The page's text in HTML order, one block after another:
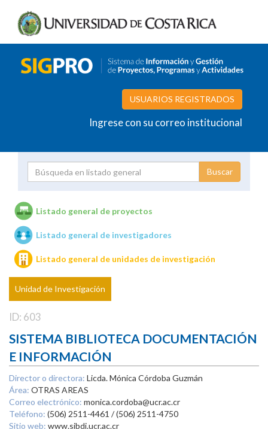
USUARIOS REGISTRADOS
Ingrese con su correo institucional
Unidades de investigación
Listado general de proyectos
Listado general de investigadores
Listado general de unidades de investigación
Unidad de Investigación
ID: 603
SISTEMA BIBLIOTECA DOCUMENTACIÓN
E INFORMACIÓN
Director o directora: Licda. Mónica Córdoba Guzmán
Área: OTRAS AREAS
Correo electrónico: monica.cordoba@ucr.ac.cr
Teléfono: (506) 2511-4461 / (506) 2511-4750
Sitio web: www.sibdi.ucr.ac.cr